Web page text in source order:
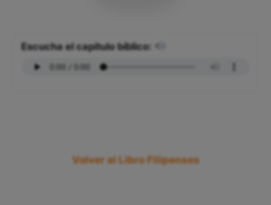
Escucha el capítulo bíblico:
Volver al Libro Filipenses